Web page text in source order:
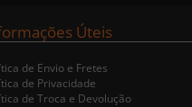
Úteis
de Envio e Fretes
de Privacidade
de Troca e Devolução